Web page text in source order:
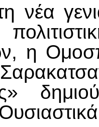
νέα
η